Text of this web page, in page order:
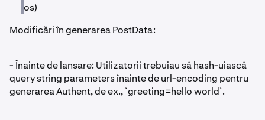
jos)
Modificări în generarea PostData:
- Înainte de lansare: Utilizatorii trebuiau să hash-uiască
query string parameters înainte de url-encoding pentru
generarea Authent, de ex., `greeting=hello world`.